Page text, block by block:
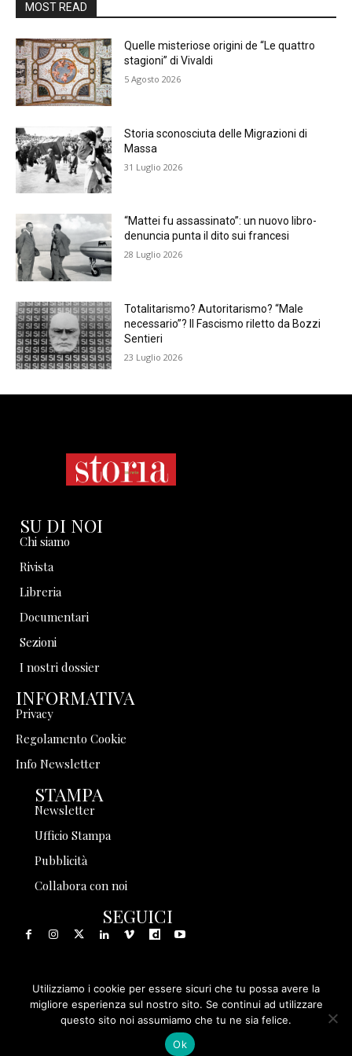
MOST READ
Quelle misteriose origini de “Le quattro
stagioni” di Vivaldi
5 Agosto 2026
Storia sconosciuta delle Migrazioni di
Massa
31 Luglio 2026
“Mattei fu assassinato”: un nuovo libro-
denuncia punta il dito sui francesi
28 Luglio 2026
Totalitarismo? Autoritarismo? “Male
necessario”? Il Fascismo riletto da Bozzi
Sentieri
23 Luglio 2026
SU DI NOI
Chi siamo
Rivista
Libreria
Documentari
Sezioni
I nostri dossier
INFORMATIVA
Privacy
Regolamento Cookie
Info Newsletter
STAMPA
Newsletter
Ufficio Stampa
Pubblicità
Collabora con noi
SEGUICI
© 1999 - 2025 Storia in Rete Srl - Tutti i diritti riservati - P.
IVA 08570971005
Utilizziamo i cookie per essere sicuri che tu possa avere la
migliore esperienza sul nostro sito. Se continui ad utilizzare
questo sito noi assumiamo che tu ne sia felice.
Ok